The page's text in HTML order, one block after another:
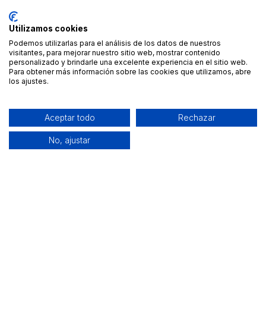
Utilizamos cookies
Podemos utilizarlas para el análisis de los datos de nuestros
visitantes, para mejorar nuestro sitio web, mostrar contenido
personalizado y brindarle una excelente experiencia en el sitio web.
Para obtener más información sobre las cookies que utilizamos, abre
los ajustes.
Aceptar todo Rechazar
No, ajustar